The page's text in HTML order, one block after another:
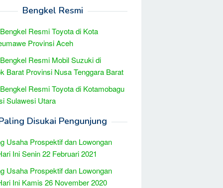
Bengkel Resmi
Resmi Toyota di Kota
Provinsi Aceh
Resmi Mobil Suzuki di
Barat Provinsi Nusa Tenggara Barat
Resmi Toyota di Kotamobagu
Sulawesi Utara
Disukai Pengunjung
Usaha Prospektif dan Lowongan
Ini Senin 22 Februari 2021
Usaha Prospektif dan Lowongan
Ini Kamis 26 November 2020